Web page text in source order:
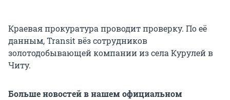
Краевая прокуратура проводит проверку. По её
данным, Transit вёз сотрудников
золотодобывающей компании из села Курулей в
Читу.
Больше новостей в нашем официальном